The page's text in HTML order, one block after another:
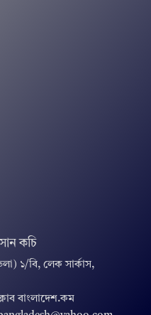
কচি
১/বি, লেক সার্কাস,
বাংলাদেশ.কম